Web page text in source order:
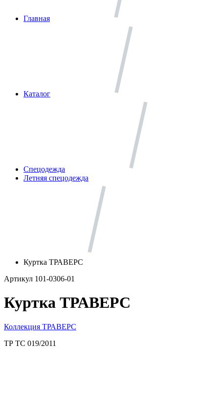
Главная
Каталог
Спецодежда
Летняя спецодежда
Куртка ТРАВЕРС
Артикул 101-0306-01
Куртка ТРАВЕРС
Коллекция ТРАВЕРС
ТР ТС 019/2011